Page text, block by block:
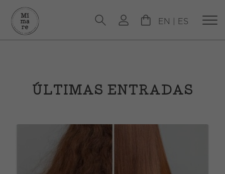
EN ES
ÚLTIMAS ENTRADAS